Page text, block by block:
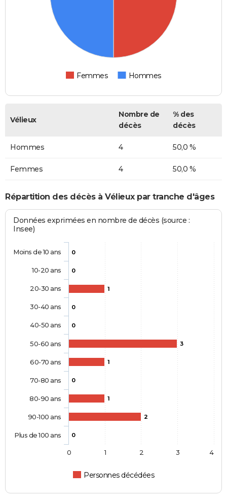
Femmes Hommes
Vélieux
Nombre de
décès
% des
décès
Hommes 4 50,0 %
Femmes 4 50,0 %
Répartition des décès à Vélieux par tranche d'âges
Données exprimées en nombre de décès (source :
Insee)
0
0
1
0
0
3
1
0
1
2
0
Personnes décédées
Moins de 10 ans
10-20 ans
20-30 ans
30-40 ans
40-50 ans
50-60 ans
60-70 ans
70-80 ans
80-90 ans
90-100 ans
Plus de 100 ans
0 1 2 3 4